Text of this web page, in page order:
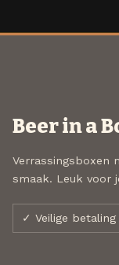
Beer in a
Verrassingsboxen
smaak. Leuk voor
✓ Veilige betaling